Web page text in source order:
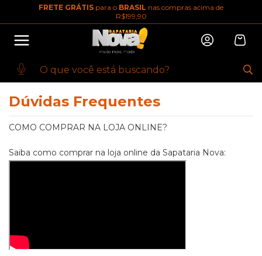
10% OFF na primeira compra
Baixe o app. Cupom BEMVINDO10
(100+)
Abrir
FRETE GRÁTIS para o BRASIL nas compras acima de
R$199,90
Menu Institucional
Dúvidas Frequentes
COMO COMPRAR NA LOJA ONLINE?
Saiba como comprar na loja online da Sapataria Nova: